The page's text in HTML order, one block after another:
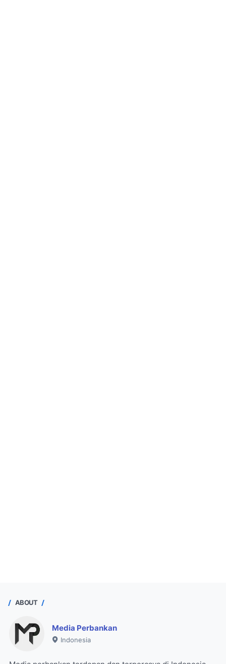
ABOUT
Media Perbankan
Indonesia